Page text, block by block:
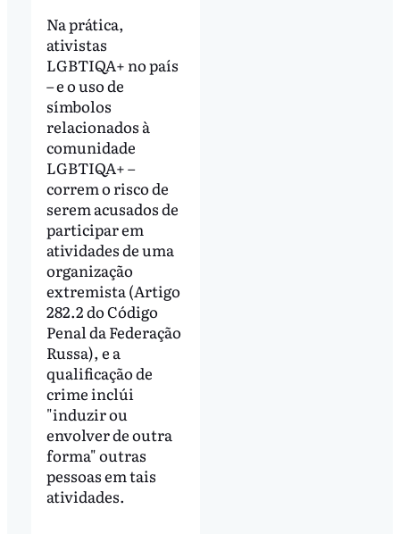
Na prática,
ativistas
LGBTIQA+ no país
– e o uso de
símbolos
relacionados à
comunidade
LGBTIQA+ –
correm o risco de
serem acusados ​​de
participar em
atividades de uma
organização
extremista (Artigo
282.2 do Código
Penal da Federação
Russa), e a
qualificação de
crime inclúi
"induzir ou
envolver de outra
forma" outras
pessoas em tais
atividades.